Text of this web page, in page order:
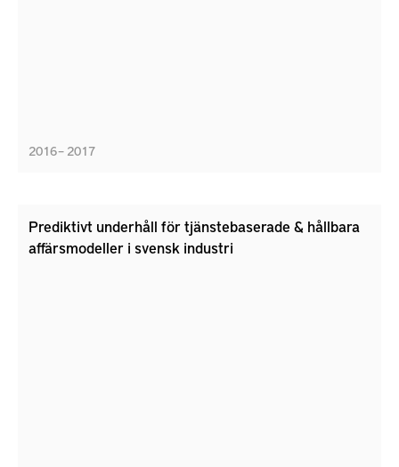
2016 – 2017
Prediktivt underhåll för tjänstebaserade & hållbara
affärsmodeller i svensk industri